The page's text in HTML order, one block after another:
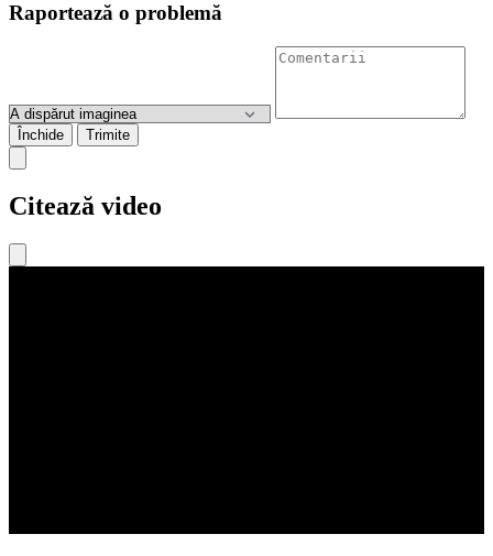
Raportează o problemă
Închide Trimite
Citează video